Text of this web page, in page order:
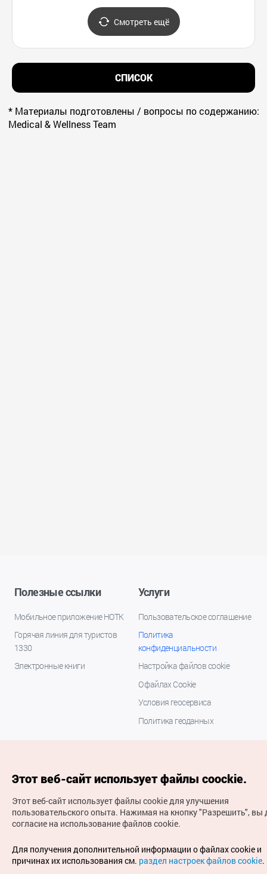
약령시 한의약박물관)
한의약박물관)
Смотреть ещё
СПИСОК
* Материалы подготовлены / вопросы по содержанию:
Medical & Wellness Team
Полезные ссылки
Мобильное приложение НОТК
Горячая линия для туристов
1330
Электронные книги
Услуги
Пользовательское соглашение
Политика
конфиденциальности
Настройка файлов cookie
О файлах Cookie
Условия геосервиса
Политика геоданных
(с) Национальная организация туризма Кореи Все
права защищены
Для извещения об ошибках и проблемах, связанных с
работой веб-сайта, направляйте ваши запросы на
Этот веб-сайт использует файлы coockie.
Этот веб-сайт использует файлы cookie для улучшения
пользовательского опыта. Нажимая на кнопку "Разрешить", вы
согласие на использование файлов cookie.
Для получения дополнительной информации о файлах cookie и
причинах их использования см. раздел настроек файлов cookie.